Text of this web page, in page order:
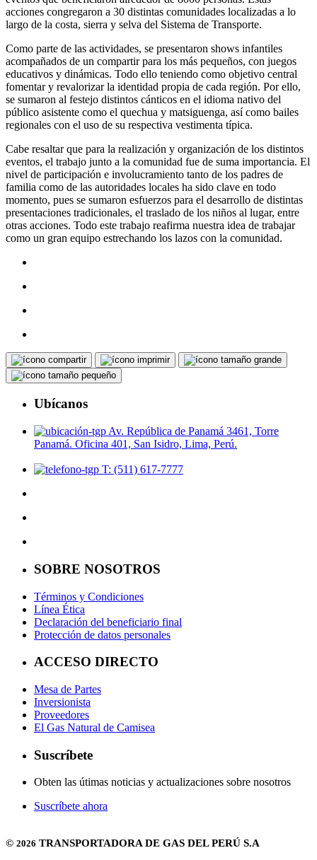
acciones congregaron a 30 distintas comunidades localizadas a lo
largo de la costa, sierra y selva del Sistema de Transporte.
Como parte de las actividades, se presentaron shows infantiles
acompañados de un compartir para los más pequeños, con juegos
educativos y dinámicas. Todo ello teniendo como objetivo central
fomentar y revalorizar la identidad propia de cada región. Por ello,
se sumaron al festejo distintos cánticos en el idioma nativo del
público asistente como el quechua y matsiguenga, así como bailes
regionales con el uso de su respectiva vestimenta típica.
Cabe resaltar que para la realización y organización de los distintos
eventos, el trabajo junto a la comunidad fue de suma importancia. El
nivel de participación e involucramiento tanto de los padres de
familia como de las autoridades locales ha sido clave en todo
momento, pues se sumaron esfuerzos para el desarrollo de distintas
presentaciones tradicionales, el traslado de los niños al lugar, entre
otras acciones. Todo este trabajo reafirma nuestra idea de trabajar
como un gran equipo estrechando los lazos con la comunidad.
Ubícanos
Av. República de Panamá 3461, Torre
Panamá. Oficina 401, San Isidro, Lima, Perú.
T: (511) 617-7777
SOBRE NOSOTROS
Términos y Condiciones
Línea Ética
Declaración del beneficiario final
Protección de datos personales
ACCESO DIRECTO
Mesa de Partes
Inversionista
Proveedores
El Gas Natural de Camisea
Suscríbete
Obten las útimas noticias y actualizaciones sobre nosotros
Suscríbete ahora
© 2026 TRANSPORTADORA DE GAS DEL PERÚ S.A